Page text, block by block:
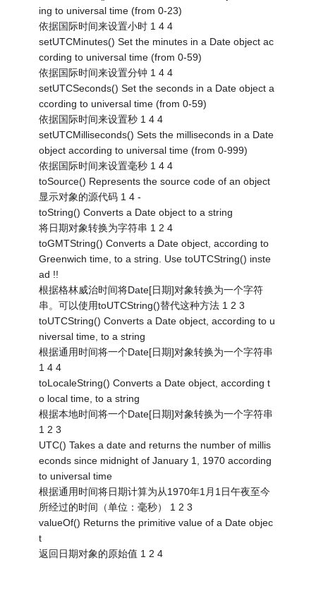
ing to universal time (from 0-23)
依据国际时间来设置小时 1 4 4
setUTCMinutes() Set the minutes in a Date object ac
cording to universal time (from 0-59)
依据国际时间来设置分钟 1 4 4
setUTCSeconds() Set the seconds in a Date object a
ccording to universal time (from 0-59)
依据国际时间来设置秒 1 4 4
setUTCMilliseconds() Sets the milliseconds in a Date
object according to universal time (from 0-999)
依据国际时间来设置毫秒 1 4 4
toSource() Represents the source code of an object
显示对象的源代码 1 4 -
toString() Converts a Date object to a string
将日期对象转换为字符串 1 2 4
toGMTString() Converts a Date object, according to
Greenwich time, to a string. Use toUTCString() inste
ad !!
根据格林威治时间将Date[日期]对象转换为一个字符
串。可以使用toUTCString()替代这种方法 1 2 3
toUTCString() Converts a Date object, according to u
niversal time, to a string
根据通用时间将一个Date[日期]对象转换为一个字符串
1 4 4
toLocaleString() Converts a Date object, according t
o local time, to a string
根据本地时间将一个Date[日期]对象转换为一个字符串
1 2 3
UTC() Takes a date and returns the number of millis
econds since midnight of January 1, 1970 according
to universal time
根据通用时间将日期计算为从1970年1月1日午夜至今
所经过的时间（单位：毫秒） 1 2 3
valueOf() Returns the primitive value of a Date objec
t
返回日期对象的原始值 1 2 4